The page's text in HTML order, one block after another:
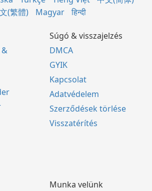
(繁體)
Magyar हिन्दी
&
Súgó & visszajelzés
DMCA
GYIK
Kapcsolat
Adatvédelem
Szerződések törlése
Visszatérítés
Munka velünk